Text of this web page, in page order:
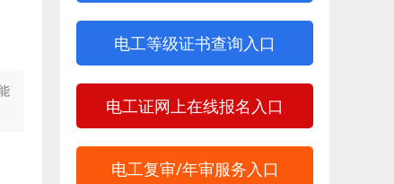
电工等级证书查询入口
电工证网上在线报名入口
电工复审/年审服务入口